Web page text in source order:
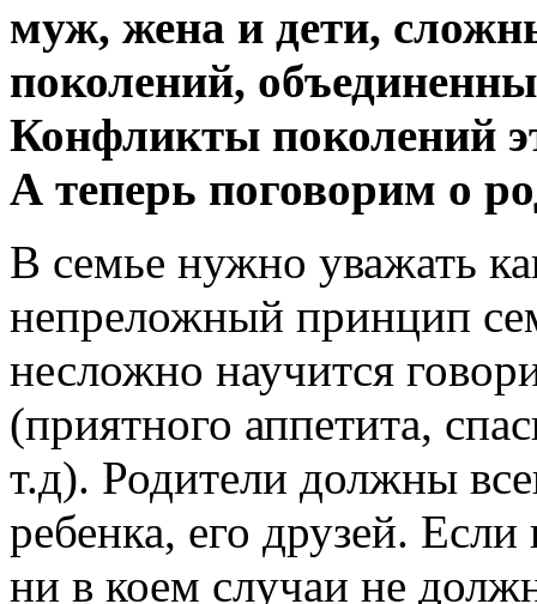
муж, жена и дети,
поколений,
Конфликты поколений
А теперь поговорим о
В семье нужно уважать
непреложный принцип
несложно научится
(приятного аппетита,
т.д). Родители должны
ребенка, его друзей.
ни в коем случаи не